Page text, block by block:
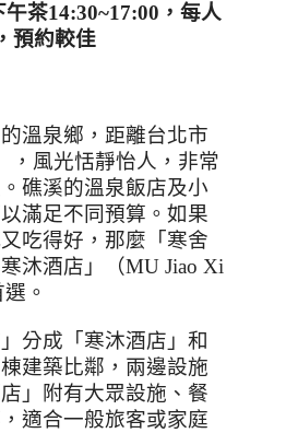
午茶14:30~17:00 ，每人
預約較佳
溫泉鄉，距離台北市
，風光恬靜怡人，非常
礁溪的溫泉飯店及小
滿足不同預算。如果
吃得好，那麼「寒舍
沐酒店」（MU Jiao Xi
。
分成「寒沐酒店」和
棟建築比鄰，兩邊設施
」附有大眾設施、餐
適合一般旅客或家庭